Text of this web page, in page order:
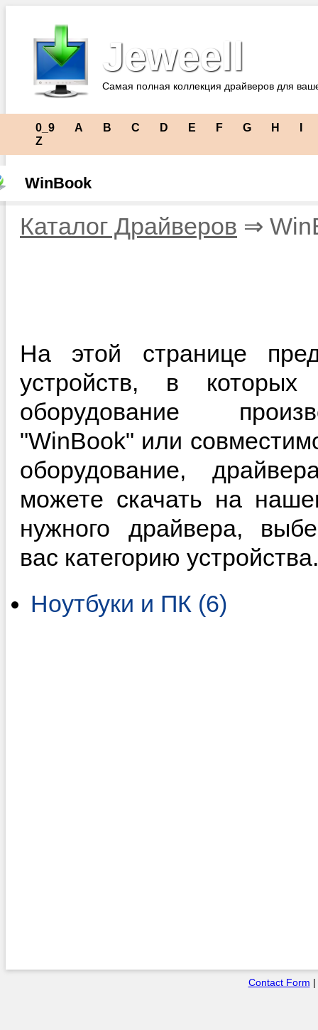
Jeweell
Самая полная коллекция драйверов для
0_9 A B C D E F G H
Z
WinBook
Каталог Драйверов ⇒
На этой странице
устройств, в
оборудование
"WinBook" или
оборудование,
можете скачать на
нужного драйвера,
вас категорию устройства.
Ноутбуки и ПК (6)
Contact Form |